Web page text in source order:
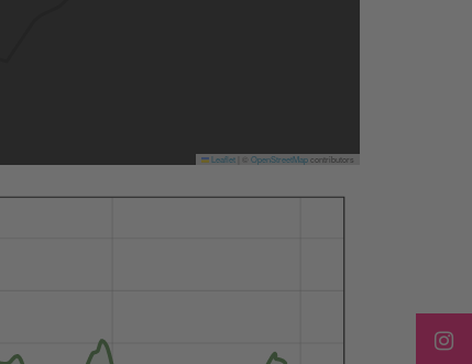
Leaflet OpenStreetMapcontributors